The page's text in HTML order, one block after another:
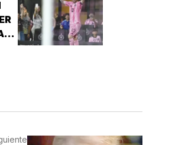
REGULAR EN EL
SERDÁN, CON LO